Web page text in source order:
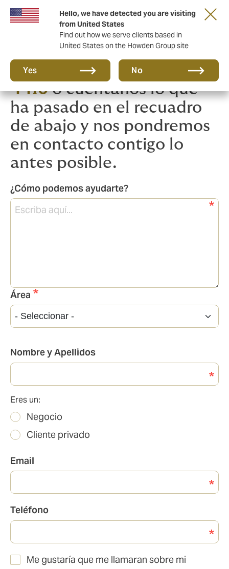
Hello, we have detected you are visiting
from United States
Find out how we serve clients based in
United States on the Howden Group site
Yes No
Llámanos al
+56 2 24 29
4410 o cuéntanos lo que
ha pasado en el recuadro
de abajo y nos pondremos
en contacto contigo lo
antes posible.
¿Cómo podemos ayudarte?
Área
Área
Nombre y Apellidos
Eres
un:
Eres un:
Negocio
Cliente privado
Email
Teléfono
Me gustaría que me llamaran sobre mi